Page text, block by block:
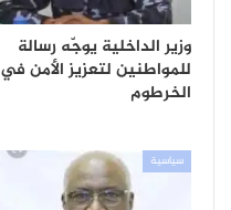
وزير الداخلية يوجّه رسالة
للمواطنين لتعزيز الأمن في
الخرطوم
سياسية